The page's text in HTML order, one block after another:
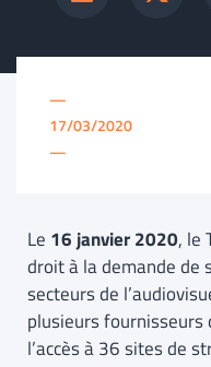
—
17/03/2020
—
Le 16 janvier 2020, le
droit à la demande de
secteurs de
plusieurs fournisseurs
l’accès à 36 sites de